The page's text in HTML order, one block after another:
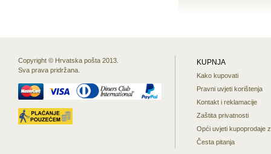
Copyright © Hrvatska pošta 2013.
Sva prava pridržana.
KUPNJA
Kako kupovati
Pravni uvjeti korištenja
Kontakt i reklamacije
Zaštita privatnosti
Opći uvjeti kupoprodaje
Česta pitanja